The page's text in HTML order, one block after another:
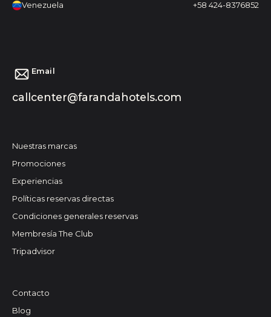
Venezuela
+58 424-8376852
Email
callcenter@farandahotels.com
Nuestras marcas
Promociones
Experiencias
Políticas reservas directas
Condiciones generales reservas
Membresía The Club
Tripadvisor
Contacto
Blog